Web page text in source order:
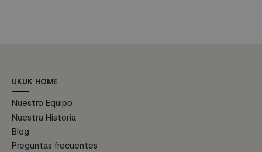
UKUK HOME
Nuestro Equipo
Nuestra Historia
Blog
Preguntas frecuentes